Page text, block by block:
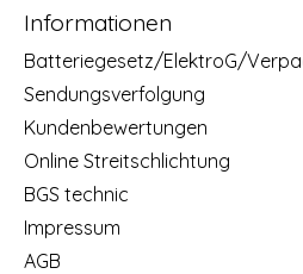
Informationen
Batteriegesetz/ElektroG/
Sendungsverfolgung
Kundenbewertungen
Online Streitschlichtung
BGS technic
Impressum
AGB